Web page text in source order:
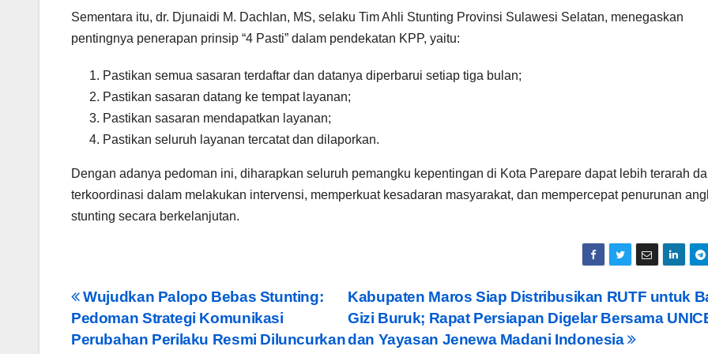
Sementara itu, dr. Djunaidi M. Dachlan, MS, selaku Tim Ahli Stunting Provinsi Sulawesi Selatan, menegaskan
pentingnya penerapan prinsip “4 Pasti” dalam pendekatan KPP, yaitu:
Pastikan semua sasaran terdaftar dan datanya diperbarui setiap tiga bulan;
Pastikan sasaran datang ke tempat layanan;
Pastikan sasaran mendapatkan layanan;
Pastikan seluruh layanan tercatat dan dilaporkan.
Dengan adanya pedoman ini, diharapkan seluruh pemangku kepentingan di Kota Parepare dapat lebih terarah
terkoordinasi dalam melakukan intervensi, memperkuat kesadaran masyarakat, dan mempercepat penurunan
stunting secara berkelanjutan.
Post
navigation
Kabupaten Maros Siap Distribusikan RUTF untuk
Gizi Buruk; Rapat Persiapan Digelar Bersama
dan Yayasan Jenewa Madani Indonesia
Wujudkan Palopo Bebas Stunting:
Pedoman Strategi Komunikasi
Perubahan Perilaku Resmi Diluncurkan